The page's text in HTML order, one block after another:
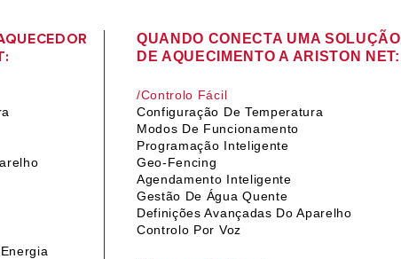
QUANDO CONECTA UMA SOLUÇÃO
DE AQUECIMENTO A ARISTON NET:
/Controlo Fácil
Configuração De Temperatura
Modos De Funcionamento
Programação Inteligente
Geo-Fencing
Agendamento Inteligente
Gestão De Água Quente
Definições Avançadas Do Aparelho
Controlo Por Voz